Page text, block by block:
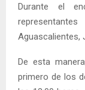
Durante el
Aguascalientes,
De esta
primero de los